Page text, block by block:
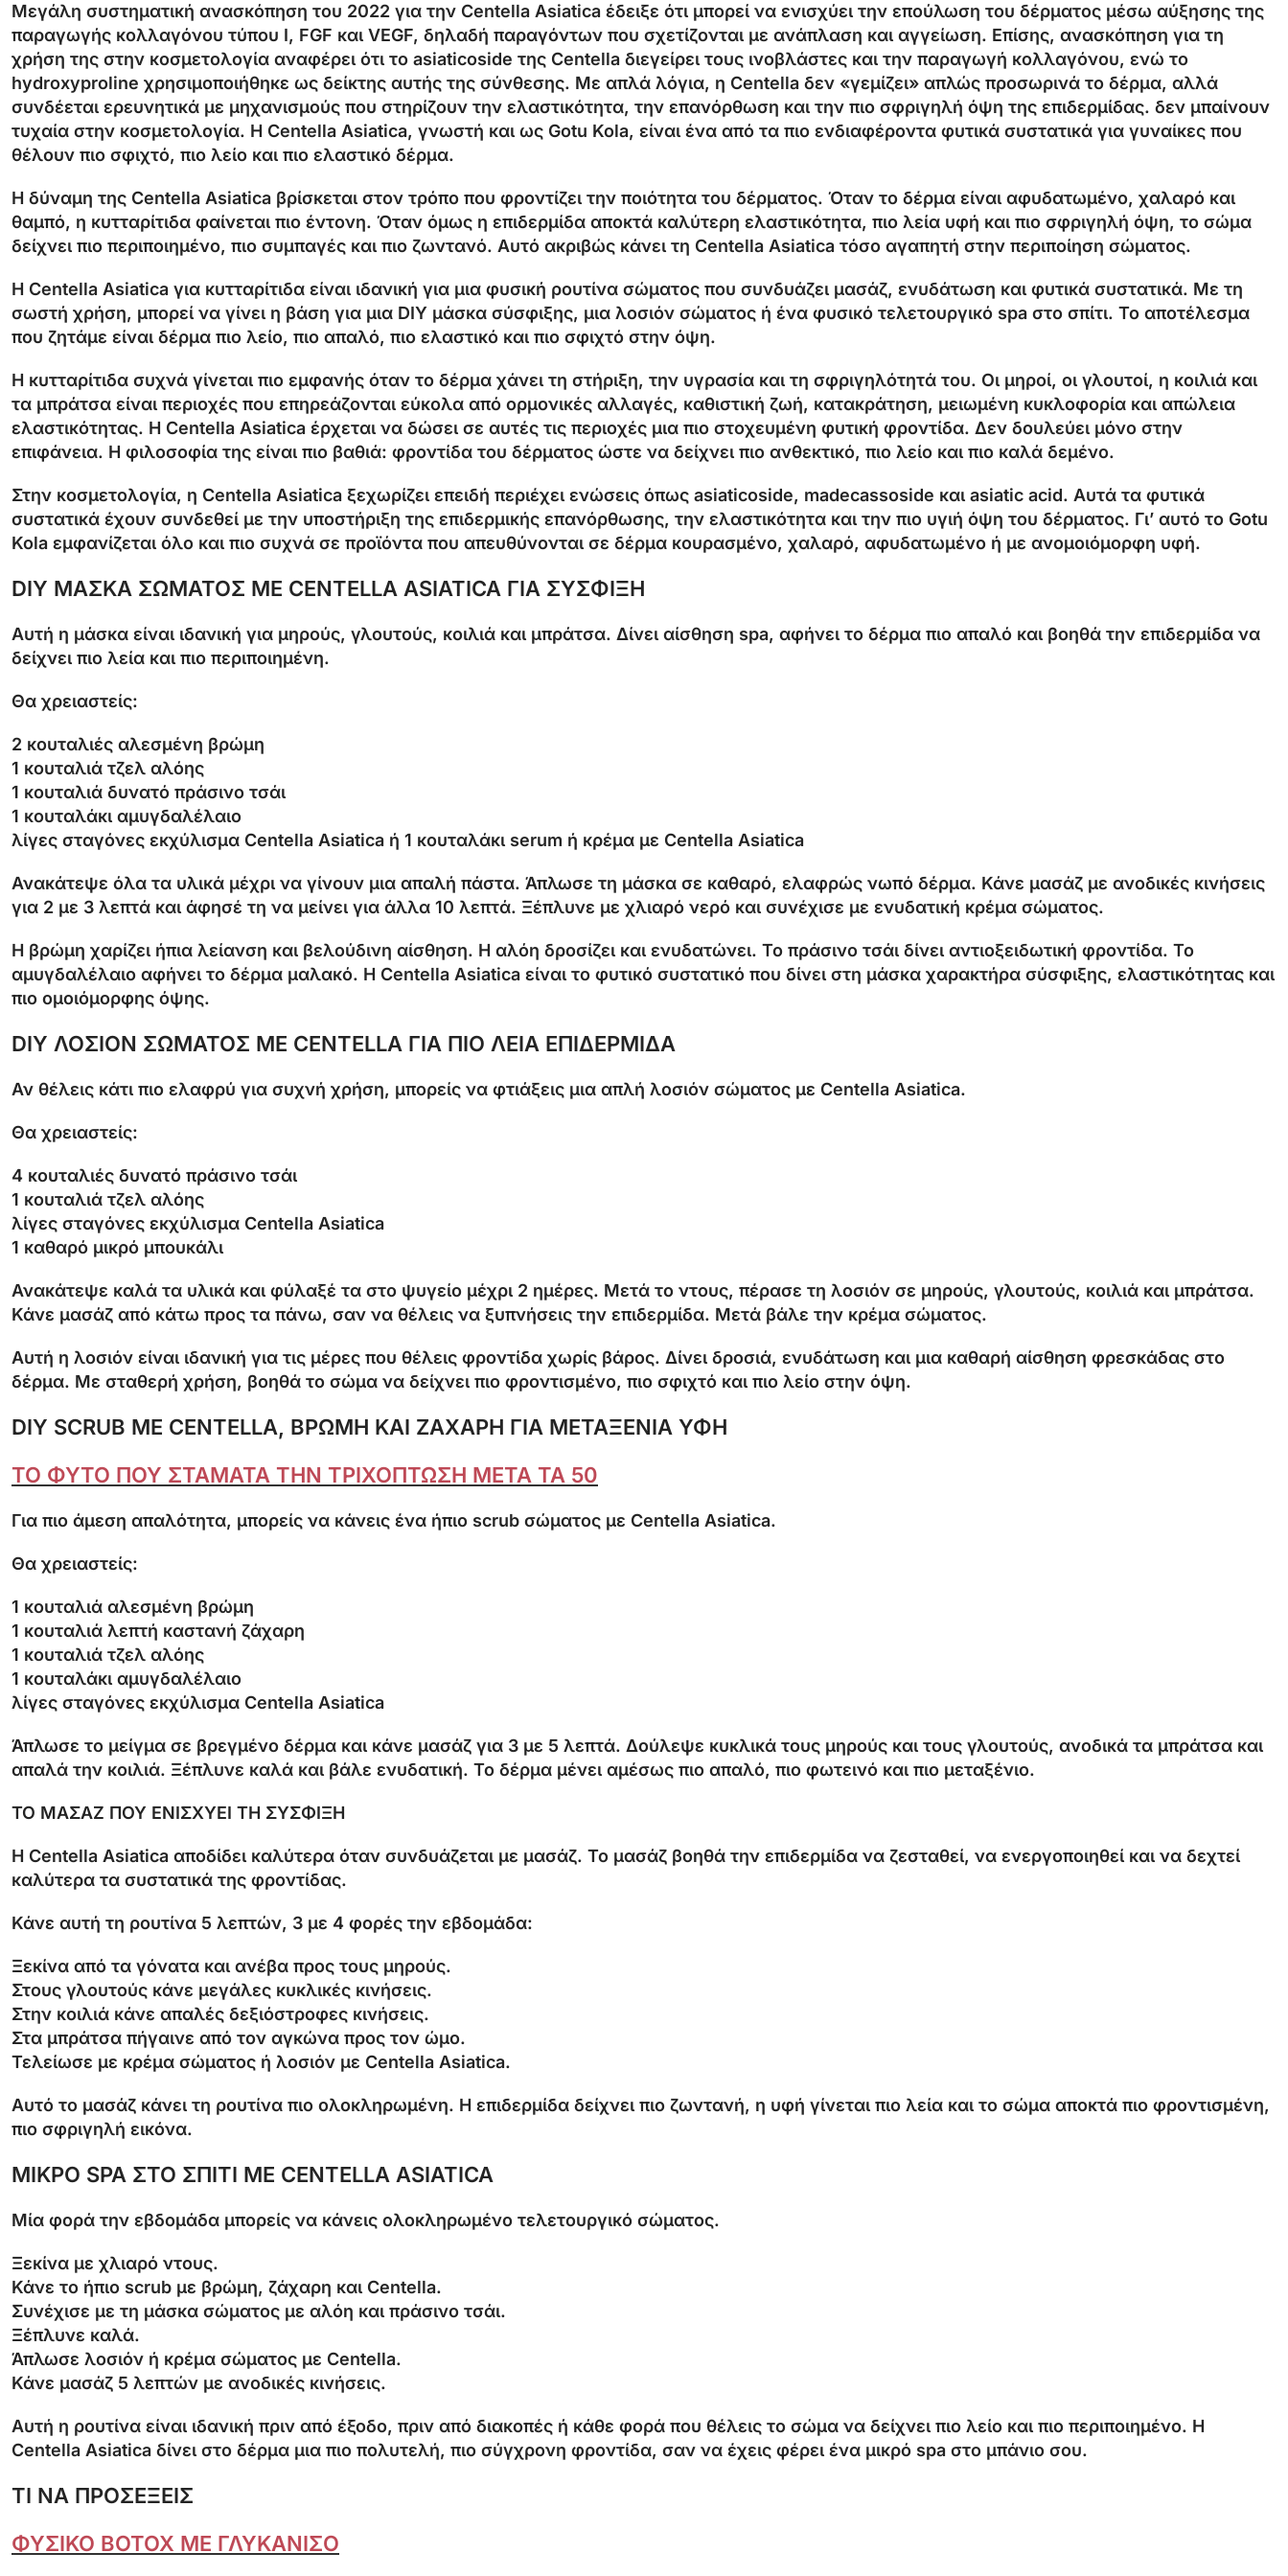
Μεγάλη συστηματική ανασκόπηση του 2022 για την Centella Asiatica έδειξε ότι μπορεί να ενισχύει την επούλωση του δέρματος μέσω αύξησης της
παραγωγής κολλαγόνου τύπου Ι, FGF και VEGF, δηλαδή παραγόντων που σχετίζονται με ανάπλαση και αγγείωση. Επίσης, ανασκόπηση για τη
χρήση της στην κοσμετολογία αναφέρει ότι το asiaticoside της Centella διεγείρει τους ινοβλάστες και την παραγωγή κολλαγόνου, ενώ το
hydroxyproline χρησιμοποιήθηκε ως δείκτης αυτής της σύνθεσης. Με απλά λόγια, η Centella δεν «γεμίζει» απλώς προσωρινά το δέρμα, αλλά
συνδέεται ερευνητικά με μηχανισμούς που στηρίζουν την ελαστικότητα, την επανόρθωση και την πιο σφριγηλή όψη της επιδερμίδας. δεν μπαίνουν
τυχαία στην κοσμετολογία. Η Centella Asiatica, γνωστή και ως Gotu Kola, είναι ένα από τα πιο ενδιαφέροντα φυτικά συστατικά για γυναίκες που
θέλουν πιο σφιχτό, πιο λείο και πιο ελαστικό δέρμα.
Η δύναμη της Centella Asiatica βρίσκεται στον τρόπο που φροντίζει την ποιότητα του δέρματος. Όταν το δέρμα είναι αφυδατωμένο, χαλαρό και
θαμπό, η κυτταρίτιδα φαίνεται πιο έντονη. Όταν όμως η επιδερμίδα αποκτά καλύτερη ελαστικότητα, πιο λεία υφή και πιο σφριγηλή όψη, το σώμα
δείχνει πιο περιποιημένο, πιο συμπαγές και πιο ζωντανό. Αυτό ακριβώς κάνει τη Centella Asiatica τόσο αγαπητή στην περιποίηση σώματος.
Η Centella Asiatica για κυτταρίτιδα είναι ιδανική για μια φυσική ρουτίνα σώματος που συνδυάζει μασάζ, ενυδάτωση και φυτικά συστατικά. Με τη
σωστή χρήση, μπορεί να γίνει η βάση για μια DIY μάσκα σύσφιξης, μια λοσιόν σώματος ή ένα φυσικό τελετουργικό spa στο σπίτι. Το αποτέλεσμα
που ζητάμε είναι δέρμα πιο λείο, πιο απαλό, πιο ελαστικό και πιο σφιχτό στην όψη.
Η κυτταρίτιδα συχνά γίνεται πιο εμφανής όταν το δέρμα χάνει τη στήριξη, την υγρασία και τη σφριγηλότητά του. Οι μηροί, οι γλουτοί, η κοιλιά και
τα μπράτσα είναι περιοχές που επηρεάζονται εύκολα από ορμονικές αλλαγές, καθιστική ζωή, κατακράτηση, μειωμένη κυκλοφορία και απώλεια
ελαστικότητας. Η Centella Asiatica έρχεται να δώσει σε αυτές τις περιοχές μια πιο στοχευμένη φυτική φροντίδα. Δεν δουλεύει μόνο στην
επιφάνεια. Η φιλοσοφία της είναι πιο βαθιά: φροντίδα του δέρματος ώστε να δείχνει πιο ανθεκτικό, πιο λείο και πιο καλά δεμένο.
Στην κοσμετολογία, η Centella Asiatica ξεχωρίζει επειδή περιέχει ενώσεις όπως asiaticoside, madecassoside και asiatic acid. Αυτά τα φυτικά
συστατικά έχουν συνδεθεί με την υποστήριξη της επιδερμικής επανόρθωσης, την ελαστικότητα και την πιο υγιή όψη του δέρματος. Γι’ αυτό το Gotu
Kola εμφανίζεται όλο και πιο συχνά σε προϊόντα που απευθύνονται σε δέρμα κουρασμένο, χαλαρό, αφυδατωμένο ή με ανομοιόμορφη υφή.
DIY ΜΑΣΚΑ ΣΩΜΑΤΟΣ ΜΕ CENTELLA ASIATICA ΓΙΑ ΣΥΣΦΙΞΗ
Αυτή η μάσκα είναι ιδανική για μηρούς, γλουτούς, κοιλιά και μπράτσα. Δίνει αίσθηση spa, αφήνει το δέρμα πιο απαλό και βοηθά την επιδερμίδα να
δείχνει πιο λεία και πιο περιποιημένη.
Θα χρειαστείς:
2 κουταλιές αλεσμένη βρώμη
1 κουταλιά τζελ αλόης
1 κουταλιά δυνατό πράσινο τσάι
1 κουταλάκι αμυγδαλέλαιο
λίγες σταγόνες εκχύλισμα Centella Asiatica ή 1 κουταλάκι serum ή κρέμα με Centella Asiatica
Ανακάτεψε όλα τα υλικά μέχρι να γίνουν μια απαλή πάστα. Άπλωσε τη μάσκα σε καθαρό, ελαφρώς νωπό δέρμα. Κάνε μασάζ με ανοδικές κινήσεις
για 2 με 3 λεπτά και άφησέ τη να μείνει για άλλα 10 λεπτά. Ξέπλυνε με χλιαρό νερό και συνέχισε με ενυδατική κρέμα σώματος.
Η βρώμη χαρίζει ήπια λείανση και βελούδινη αίσθηση. Η αλόη δροσίζει και ενυδατώνει. Το πράσινο τσάι δίνει αντιοξειδωτική φροντίδα. Το
αμυγδαλέλαιο αφήνει το δέρμα μαλακό. Η Centella Asiatica είναι το φυτικό συστατικό που δίνει στη μάσκα χαρακτήρα σύσφιξης, ελαστικότητας και
πιο ομοιόμορφης όψης.
DIY ΛΟΣΙΟΝ ΣΩΜΑΤΟΣ ΜΕ CENTELLA ΓΙΑ ΠΙΟ ΛΕΙΑ ΕΠΙΔΕΡΜΙΔΑ
Αν θέλεις κάτι πιο ελαφρύ για συχνή χρήση, μπορείς να φτιάξεις μια απλή λοσιόν σώματος με Centella Asiatica.
Θα χρειαστείς:
4 κουταλιές δυνατό πράσινο τσάι
1 κουταλιά τζελ αλόης
λίγες σταγόνες εκχύλισμα Centella Asiatica
1 καθαρό μικρό μπουκάλι
Ανακάτεψε καλά τα υλικά και φύλαξέ τα στο ψυγείο μέχρι 2 ημέρες. Μετά το ντους, πέρασε τη λοσιόν σε μηρούς, γλουτούς, κοιλιά και μπράτσα.
Κάνε μασάζ από κάτω προς τα πάνω, σαν να θέλεις να ξυπνήσεις την επιδερμίδα. Μετά βάλε την κρέμα σώματος.
Αυτή η λοσιόν είναι ιδανική για τις μέρες που θέλεις φροντίδα χωρίς βάρος. Δίνει δροσιά, ενυδάτωση και μια καθαρή αίσθηση φρεσκάδας στο
δέρμα. Με σταθερή χρήση, βοηθά το σώμα να δείχνει πιο φροντισμένο, πιο σφιχτό και πιο λείο στην όψη.
DIY SCRUB ΜΕ CENTELLA, ΒΡΩΜΗ ΚΑΙ ΖΑΧΑΡΗ ΓΙΑ ΜΕΤΑΞΕΝΙΑ ΥΦΗ
ΤΟ ΦΥΤΟ ΠΟΥ ΣΤΑΜΑΤΑ ΤΗΝ ΤΡΙΧΟΠΤΩΣΗ ΜΕΤΑ ΤΑ 50
Για πιο άμεση απαλότητα, μπορείς να κάνεις ένα ήπιο scrub σώματος με Centella Asiatica.
Θα χρειαστείς:
1 κουταλιά αλεσμένη βρώμη
1 κουταλιά λεπτή καστανή ζάχαρη
1 κουταλιά τζελ αλόης
1 κουταλάκι αμυγδαλέλαιο
λίγες σταγόνες εκχύλισμα Centella Asiatica
Άπλωσε το μείγμα σε βρεγμένο δέρμα και κάνε μασάζ για 3 με 5 λεπτά. Δούλεψε κυκλικά τους μηρούς και τους γλουτούς, ανοδικά τα μπράτσα και
απαλά την κοιλιά. Ξέπλυνε καλά και βάλε ενυδατική. Το δέρμα μένει αμέσως πιο απαλό, πιο φωτεινό και πιο μεταξένιο.
ΤΟ ΜΑΣΑΖ ΠΟΥ ΕΝΙΣΧΥΕΙ ΤΗ ΣΥΣΦΙΞΗ
Η Centella Asiatica αποδίδει καλύτερα όταν συνδυάζεται με μασάζ. Το μασάζ βοηθά την επιδερμίδα να ζεσταθεί, να ενεργοποιηθεί και να δεχτεί
καλύτερα τα συστατικά της φροντίδας.
Κάνε αυτή τη ρουτίνα 5 λεπτών, 3 με 4 φορές την εβδομάδα:
Ξεκίνα από τα γόνατα και ανέβα προς τους μηρούς.
Στους γλουτούς κάνε μεγάλες κυκλικές κινήσεις.
Στην κοιλιά κάνε απαλές δεξιόστροφες κινήσεις.
Στα μπράτσα πήγαινε από τον αγκώνα προς τον ώμο.
Τελείωσε με κρέμα σώματος ή λοσιόν με Centella Asiatica.
Αυτό το μασάζ κάνει τη ρουτίνα πιο ολοκληρωμένη. Η επιδερμίδα δείχνει πιο ζωντανή, η υφή γίνεται πιο λεία και το σώμα αποκτά πιο φροντισμένη,
πιο σφριγηλή εικόνα.
ΜΙΚΡΟ SPA ΣΤΟ ΣΠΙΤΙ ΜΕ CENTELLA ASIATICA
Μία φορά την εβδομάδα μπορείς να κάνεις ολοκληρωμένο τελετουργικό σώματος.
Ξεκίνα με χλιαρό ντους.
Κάνε το ήπιο scrub με βρώμη, ζάχαρη και Centella.
Συνέχισε με τη μάσκα σώματος με αλόη και πράσινο τσάι.
Ξέπλυνε καλά.
Άπλωσε λοσιόν ή κρέμα σώματος με Centella.
Κάνε μασάζ 5 λεπτών με ανοδικές κινήσεις.
Αυτή η ρουτίνα είναι ιδανική πριν από έξοδο, πριν από διακοπές ή κάθε φορά που θέλεις το σώμα να δείχνει πιο λείο και πιο περιποιημένο. Η
Centella Asiatica δίνει στο δέρμα μια πιο πολυτελή, πιο σύγχρονη φροντίδα, σαν να έχεις φέρει ένα μικρό spa στο μπάνιο σου.
ΤΙ ΝΑ ΠΡΟΣΕΞΕΙΣ
ΦΥΣΙΚΟ BOTOX ΜΕ ΓΛΥΚΑΝΙΣΟ